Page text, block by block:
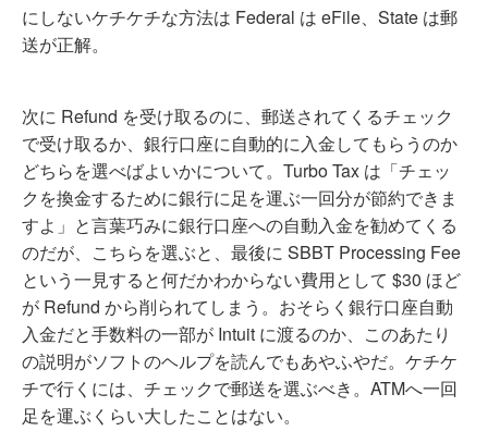
にしないケチケチな方法は Federal は eFile、State は郵
送が正解。
次に Refund を受け取るのに、郵送されてくるチェック
で受け取るか、銀行口座に自動的に入金してもらうのか
どちらを選べばよいかについて。Turbo Tax は「チェッ
クを換金するために銀行に足を運ぶ一回分が節約できま
すよ」と言葉巧みに銀行口座への自動入金を勧めてくる
のだが、こちらを選ぶと、最後に SBBT Processing Fee
という一見すると何だかわからない費用として $30 ほど
が Refund から削られてしまう。おそらく銀行口座自動
入金だと手数料の一部が Intuit に渡るのか、このあたり
の説明がソフトのヘルプを読んでもあやふやだ。ケチケ
チで行くには、チェックで郵送を選ぶべき。ATMへ一回
足を運ぶくらい大したことはない。